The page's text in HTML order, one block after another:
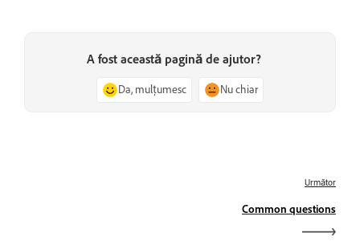
A fost această pagină de ajutor?
Da, mulțumesc Nu chiar
Următor
Common questions